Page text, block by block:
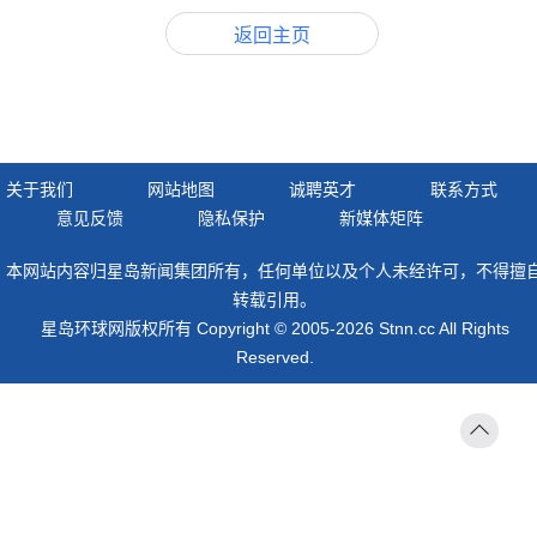
返回主页
关于我们 网站地图 诚聘英才
联系方式
意见反馈
隐私保护 新媒体矩阵
本网站内容归星岛新闻集团所有，任何单位以及个人未经许可，不得擅
转载引用。
星岛环球网版权所有 Copyright © 2005-2026 Stnn.cc All Rights
Reserved.